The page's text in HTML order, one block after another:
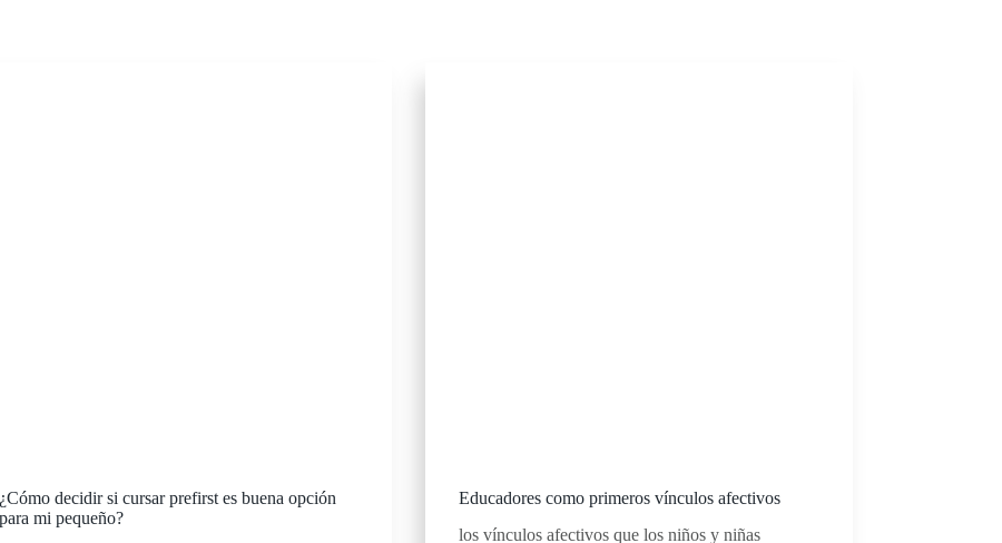
¿Cómo decidir si cursar prefirst es buena opción
para mi pequeño?
Educadores como primeros vínculos afectivos
los vínculos afectivos que los niños y niñas